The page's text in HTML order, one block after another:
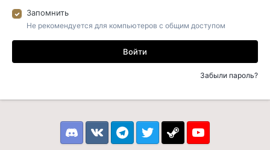
Запомнить
Не рекомендуется для компьютеров с общим доступом
Войти
Забыли пароль?
DiscordVK TelegramTwitter Steam Youtube